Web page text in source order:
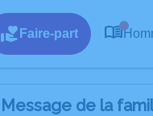
Faire-part
Message de la